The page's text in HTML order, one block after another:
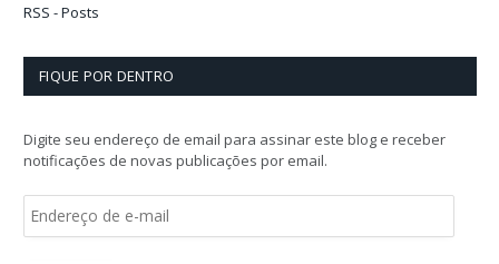
RSS - Posts
FIQUE POR DENTRO
Digite seu endereço de email para assinar este blog e receber
notificações de novas publicações por email.